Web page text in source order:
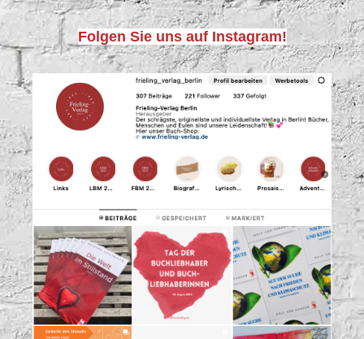
Folgen Sie uns auf Instagram!